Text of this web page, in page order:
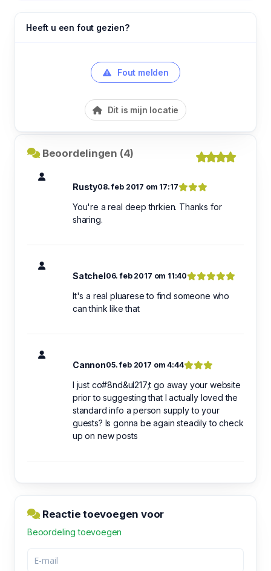
Heeft u een fout gezien?
Fout melden
Dit is mijn locatie
Beoordelingen (4)
Rusty08. feb 2017 om 17:17
You're a real deep thrkien. Thanks for
sharing.
Satchel06. feb 2017 om 11:40
It's a real pluarese to find someone who
can think like that
Cannon05. feb 2017 om 4:44
I just co#8nd&ul217;t go away your website
prior to suggesting that I actually loved the
standard info a person supply to your
guests? Is gonna be again steadily to check
up on new posts
Reactie toevoegen voor
Beoordeling toevoegen